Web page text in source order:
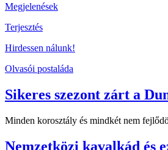
Megjelenések
Terjesztés
Hirdessen nálunk!
Olvasói postaláda
Sikeres szezont zárt a
Minden korosztály és mindkét nem
Nemzetközi kavalkád és